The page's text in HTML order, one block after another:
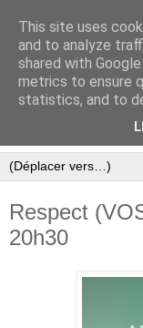
Respect
20h30
This site uses
and to analyze
shared with
metrics to ensure
statistics, and to